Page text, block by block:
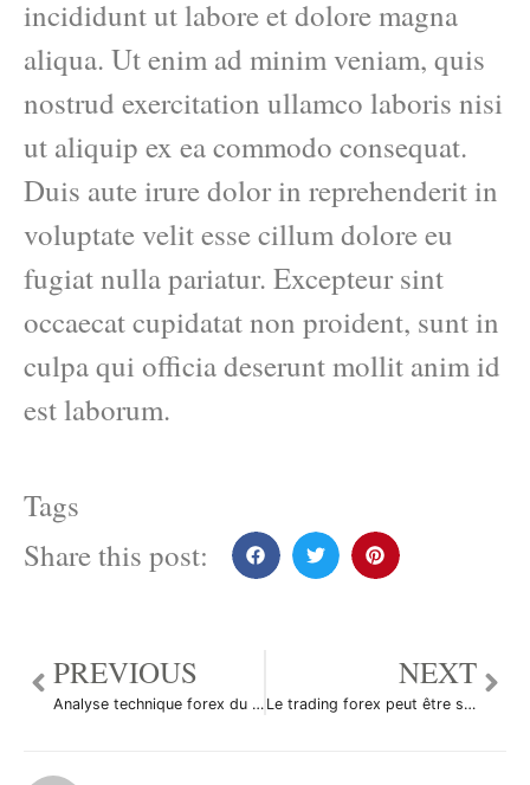
incididunt ut labore et dolore magna
aliqua. Ut enim ad minim veniam, quis
nostrud exercitation ullamco laboris nisi
ut aliquip ex ea commodo consequat.
Duis aute irure dolor in reprehenderit in
voluptate velit esse cillum dolore eu
fugiat nulla pariatur. Excepteur sint
occaecat cupidatat non proident, sunt in
culpa qui officia deserunt mollit anim id
est laborum.
Tags
Share this post:
PREVIOUS
Analyse technique forex du 18/04/2014
NEXT
Le trading forex peut être simple